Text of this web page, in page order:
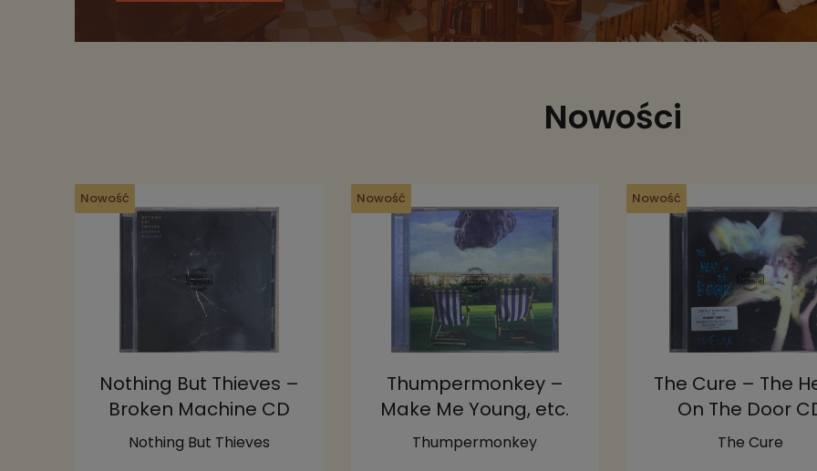
Nowości
Nowość
Nothing But Thieves –
Broken Machine CD
Nothing But Thieves
Nowość
Thumpermonkey –
Make Me Young, etc.
CD
Thumpermonkey
Nowość
The Cure – The
On The Door
The Cure